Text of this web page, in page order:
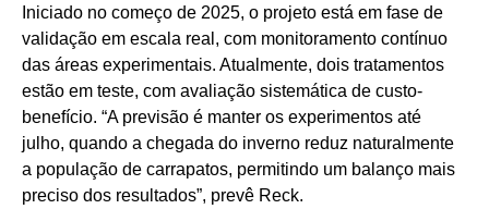
Iniciado no começo de 2025, o projeto está em fase de
validação em escala real, com monitoramento contínuo
das áreas experimentais. Atualmente, dois tratamentos
estão em teste, com avaliação sistemática de custo-
benefício. “A previsão é manter os experimentos até
julho, quando a chegada do inverno reduz naturalmente
a população de carrapatos, permitindo um balanço mais
preciso dos resultados”, prevê Reck.